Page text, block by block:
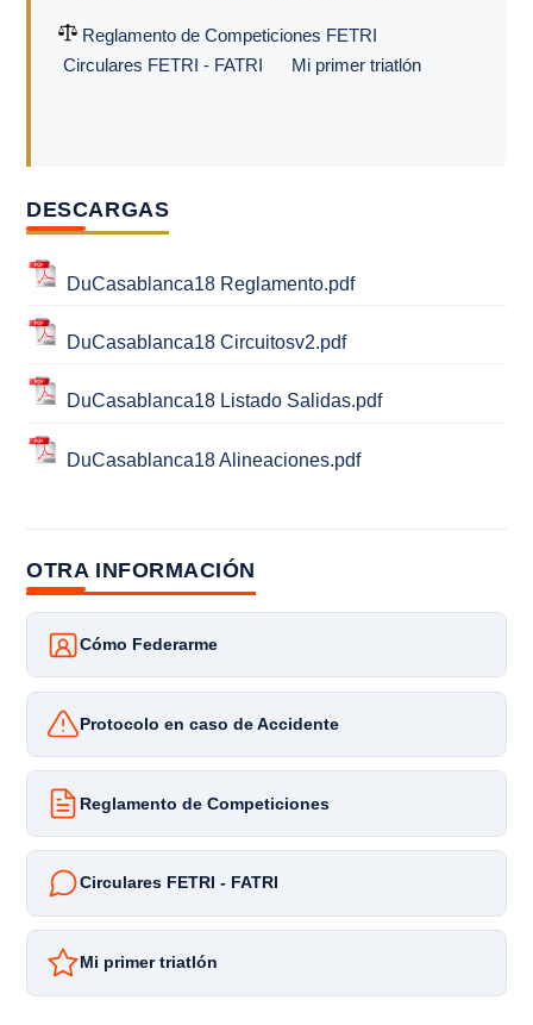
Reglamento de Competiciones FETRI
Circulares FETRI - FATRI
Mi primer triatlón
DESCARGAS
DuCasablanca18 Reglamento.pdf
DuCasablanca18 Circuitosv2.pdf
DuCasablanca18 Listado Salidas.pdf
DuCasablanca18 Alineaciones.pdf
OTRA INFORMACIÓN
Cómo Federarme
Protocolo en caso de Accidente
Reglamento de Competiciones
Circulares FETRI - FATRI
Mi primer triatlón